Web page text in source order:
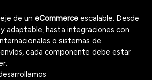
de un eCommerce escalable. Desde
adaptable , hasta integraciones con
o sistemas de
cada componente debe estar
desarrollamos